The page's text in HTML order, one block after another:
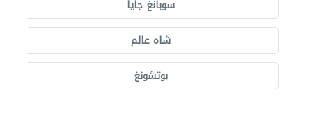
سوبانغ جايا
شاه عالم
بوتشونغ